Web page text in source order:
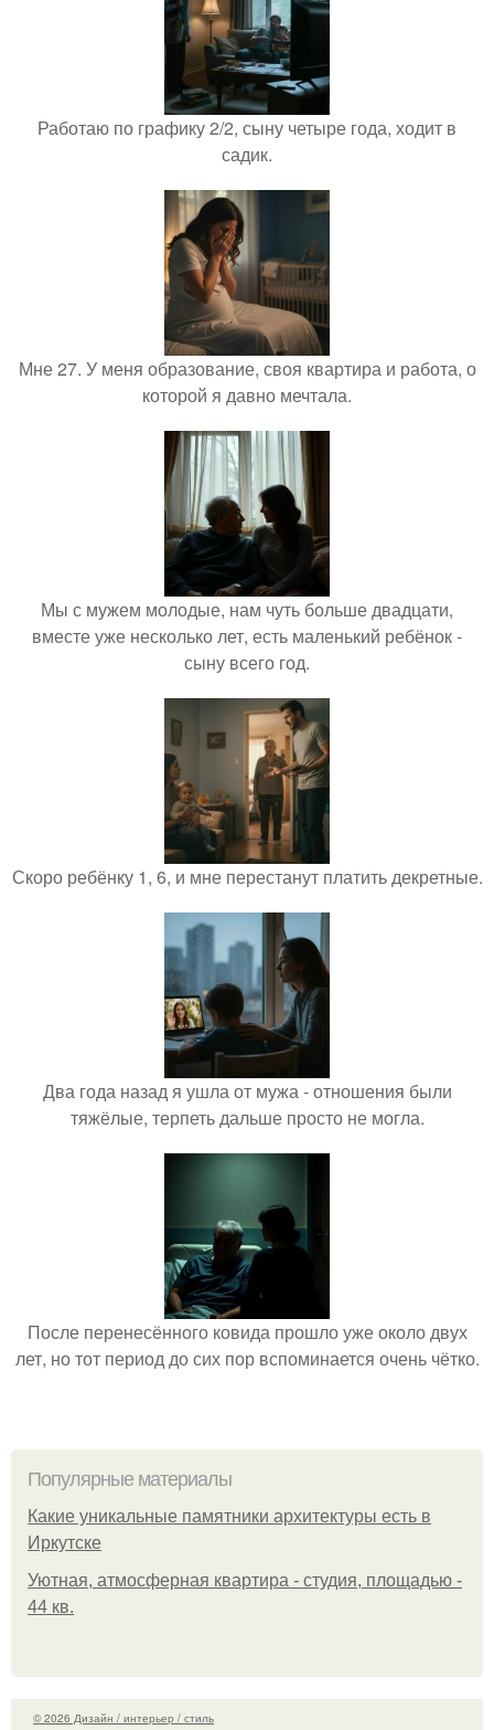
Работаю по графику 2/2, сыну четыре года, ходит в
садик.
Мне 27. У меня образование, своя квартира и работа, о
которой я давно мечтала.
Мы с мужем молодые, нам чуть больше двадцати,
вместе уже несколько лет, есть маленький ребёнок -
сыну всего год.
Скоро ребёнку 1, 6, и мне перестанут платить декретные.
Два года назад я ушла от мужа - отношения были
тяжёлые, терпеть дальше просто не могла.
После перенесённого ковида прошло уже около двух
лет, но тот период до сих пор вспоминается очень чётко.
Популярные материалы
Какие уникальные памятники архитектуры есть в
Иркутске
Уютная, атмосферная квартира - студия, площадью -
44 кв.
© 2026 Дизайн / интерьер / стиль